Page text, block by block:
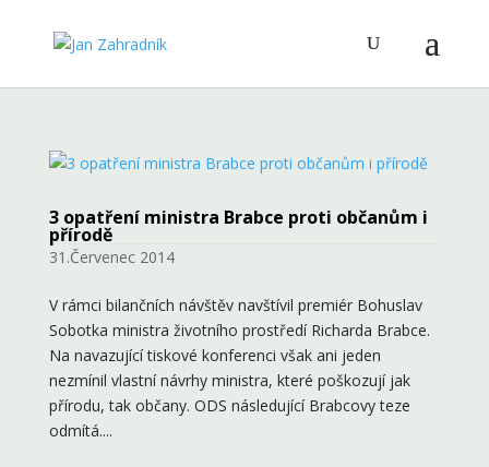
3 opatření ministra Brabce proti občanům i
přírodě
31.Červenec 2014
V rámci bilančních návštěv navštívil premiér Bohuslav
Sobotka ministra životního prostředí Richarda Brabce.
Na navazující tiskové konferenci však ani jeden
nezmínil vlastní návrhy ministra, které poškozují jak
přírodu, tak občany. ODS následující Brabcovy teze
odmítá....